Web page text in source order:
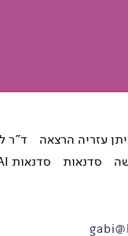
עזריה הרצאה
ד"ר
סדנאות סדנאות AI